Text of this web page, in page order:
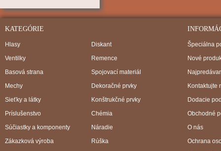
KATEGÓRIE
Hlasy
Ventilky
Diskant
Remence
Basová strana
Mechy
Spojovací materiál
Dekoračné prvky
Sieťky a látky
Príslušenstvo
Konštrukčné prvky
Chémia
Súčiastky a komponenty
Zákazková výroba
Náradie
Rúška
Špeciálna
Nové
Kontaktujte
Dodacie
Obchodné
O nás
Ochrana